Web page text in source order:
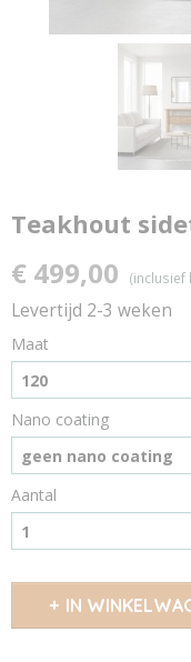
Teakhout
€ 499,00 (inclusief
Levertijd 2-3 weken
Maat
Nano coating
Aantal
IN